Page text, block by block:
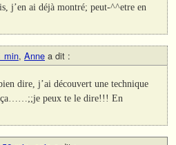
j’en ai déjà montré; peut-^^etre en
min, Anne a dit :
dire, j’ai découvert une technique
ça……;;je peux te le dire!!! En